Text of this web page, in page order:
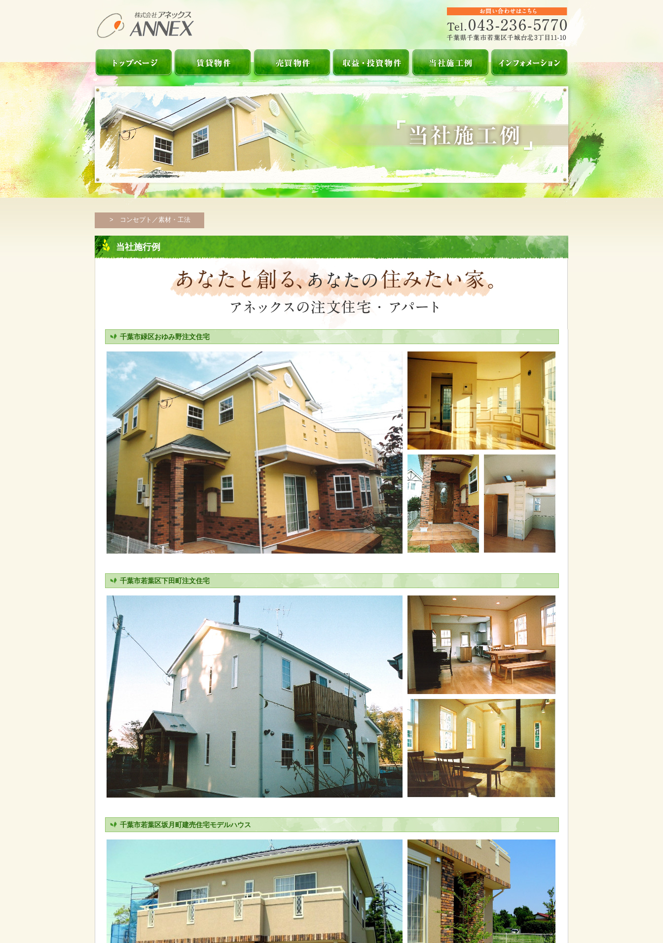
> コンセプト／素材・工法
当社施行例
千葉市緑区おゆみ野注文住宅
千葉市若葉区下田町注文住宅
千葉市若葉区坂月町建売住宅モデルハウス